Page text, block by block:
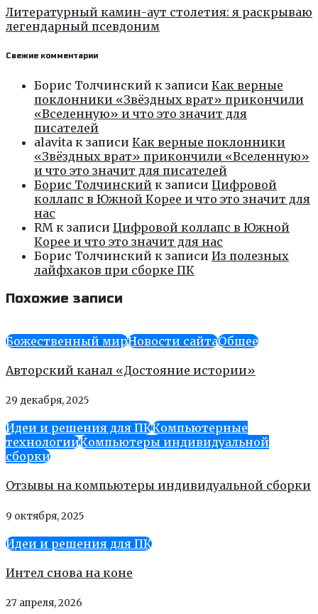
Литературный камин-аут столетия: я раскрываю
легендарный псевдоним
Свежие комментарии
Борис Толчинский к записи Как верные
поклонники «Звёздных врат» прикончили
«Вселенную» и что это значит для
писателей
alavita к записи Как верные поклонники
«Звёздных врат» прикончили «Вселенную»
и что это значит для писателей
Борис Толчинский к записи Цифровой
коллапс в Южной Корее и что это значит для
нас
RM к записи Цифровой коллапс в Южной
Корее и что это значит для нас
Борис Толчинский к записи Из полезных
лайфхаков при сборке ПК
Похожие записи
Божественный мирНовости сайтаОбщее
Авторский канал «Достояние истории»
29 декабря, 2025
Идеи и решения для ПККомпьютерные
технологииКомпьютеры индивидуальной
сборки
Отзывы на компьютеры индивидуальной сборки
9 октября, 2025
Идеи и решения для ПК
Интел снова на коне
27 апреля, 2026